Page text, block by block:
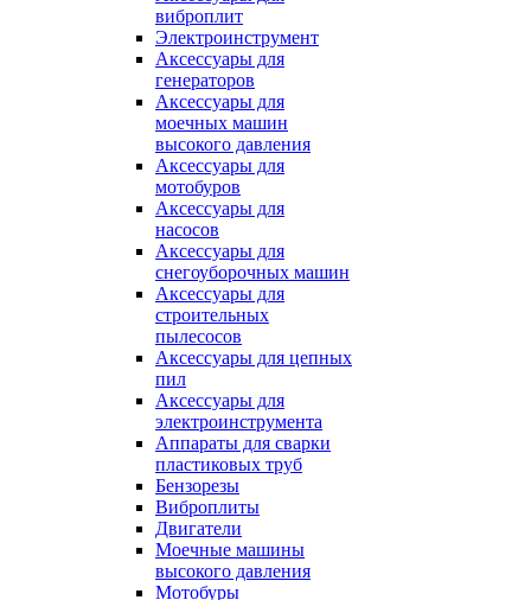
виброплит
Электроинструмент
Аксессуары для
генераторов
Аксессуары для
моечных машин
высокого давления
Аксессуары для
мотобуров
Аксессуары для
насосов
Аксессуары для
снегоуборочных машин
Аксессуары для
строительных
пылесосов
Аксессуары для цепных
пил
Аксессуары для
электроинструмента
Аппараты для сварки
пластиковых труб
Бензорезы
Виброплиты
Двигатели
Моечные машины
высокого давления
Мотобуры